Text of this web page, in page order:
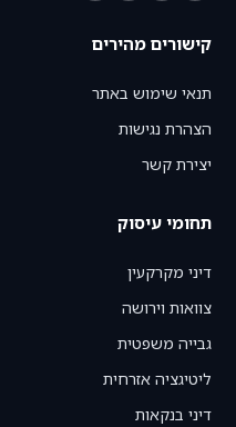
קישורים מהירים
תנאי שימוש באתר
הצהרת נגישות
יצירת קשר
תחומי עיסוק
דיני מקרקעין
צוואות וירושה
גבייה משפטית
ליטיגציה אזרחית
דיני בנקאות